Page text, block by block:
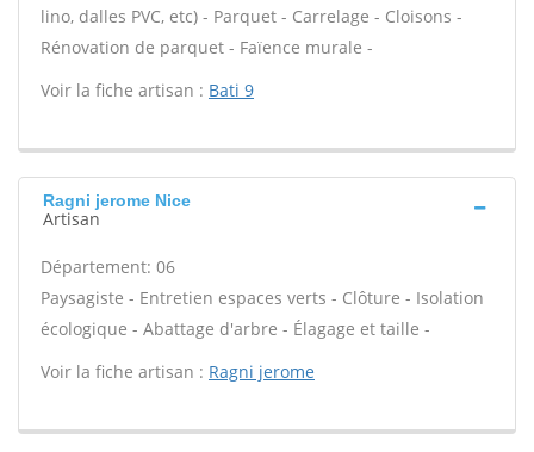
lino, dalles PVC, etc) - Parquet - Carrelage - Cloisons -
Rénovation de parquet - Faïence murale -
Voir la fiche artisan : Bati 9
Ragni jerome Nice
Artisan
Département: 06
Paysagiste - Entretien espaces verts - Clôture - Isolation
écologique - Abattage d'arbre - Élagage et taille -
Voir la fiche artisan : Ragni jerome